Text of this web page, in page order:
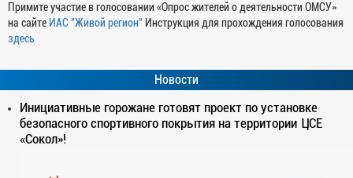
Примите участие в голосовании «Опрос жителей о деятельности ОМСУ»
на сайте ИАС "Живой регион" Инструкция для прохождения голосования
здесь
Новости
Инициативные горожане готовят проект по установке
безопасного спортивного покрытия на территории ЦСЕ
«Сокол»!